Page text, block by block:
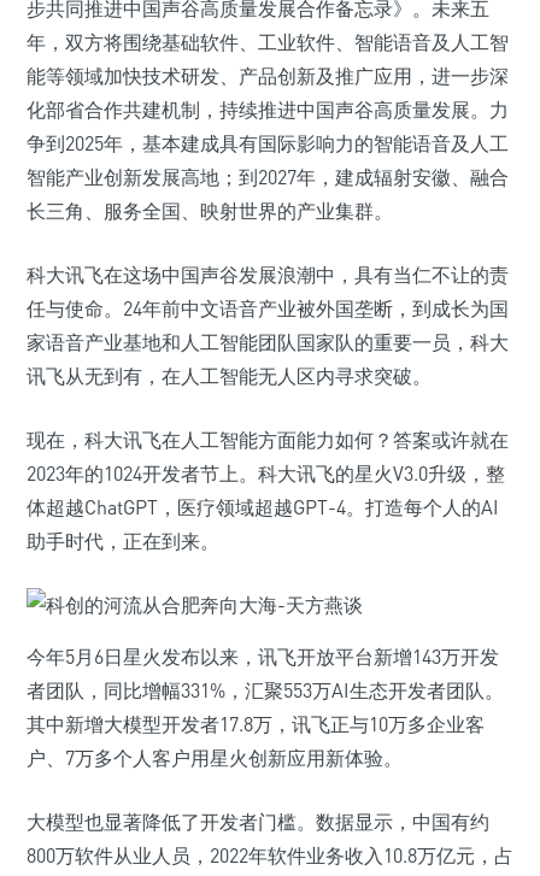
步共同推进中国声谷高质量发展合作备忘录》。未来五
年，双方将围绕基础软件、工业软件、智能语音及人工智
能等领域加快技术研发、产品创新及推广应用，进一步深
化部省合作共建机制，持续推进中国声谷高质量发展。力
争到2025年，基本建成具有国际影响力的智能语音及人工
智能产业创新发展高地；到2027年，建成辐射安徽、融合
长三角、服务全国、映射世界的产业集群。
科大讯飞在这场中国声谷发展浪潮中，具有当仁不让的责
任与使命。24年前中文语音产业被外国垄断，到成长为国
家语音产业基地和人工智能团队国家队的重要一员，科大
讯飞从无到有，在人工智能无人区内寻求突破。
现在，科大讯飞在人工智能方面能力如何？答案或许就在
2023年的1024开发者节上。科大讯飞的星火V3.0升级，整
体超越ChatGPT，医疗领域超越GPT-4。打造每个人的AI
助手时代，正在到来。
今年5月6日星火发布以来，讯飞开放平台新增143万开发
者团队，同比增幅331%，汇聚553万AI生态开发者团队。
其中新增大模型开发者17.8万，讯飞正与10万多企业客
户、7万多个人客户用星火创新应用新体验。
大模型也显著降低了开发者门槛。数据显示，中国有约
800万软件从业人员，2022年软件业务收入10.8万亿元，占